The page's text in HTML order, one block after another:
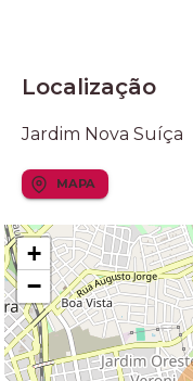
Localização
Jardim Nova Suíça
MAPA
+
−